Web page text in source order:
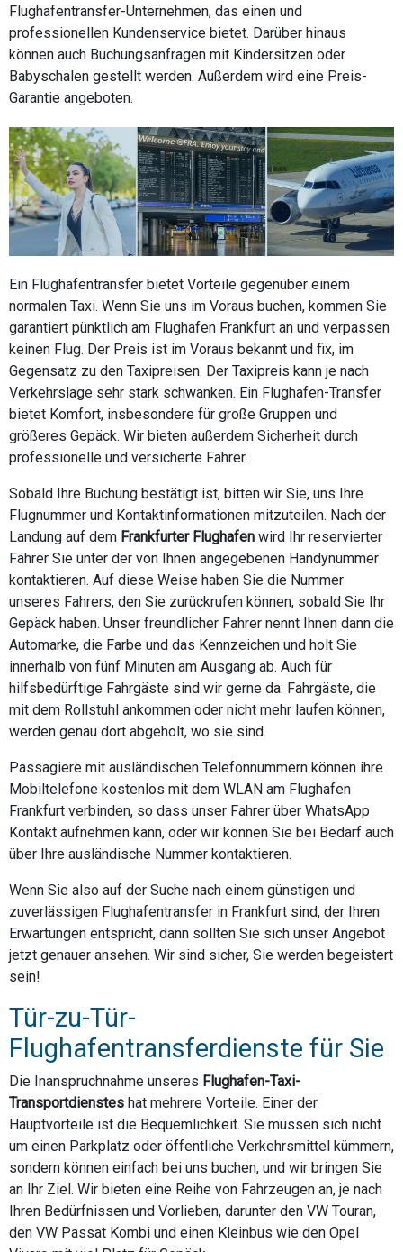
Flughafentransfer-Unternehmen, das einen und
professionellen Kundenservice bietet. Darüber hinaus
können auch Buchungsanfragen mit Kindersitzen oder
Babyschalen gestellt werden. Außerdem wird eine Preis-
Garantie angeboten.
Ein Flughafentransfer bietet Vorteile gegenüber einem
normalen Taxi. Wenn Sie uns im Voraus buchen, kommen Sie
garantiert pünktlich am Flughafen Frankfurt an und verpassen
keinen Flug. Der Preis ist im Voraus bekannt und fix, im
Gegensatz zu den Taxipreisen. Der Taxipreis kann je nach
Verkehrslage sehr stark schwanken. Ein Flughafen-Transfer
bietet Komfort, insbesondere für große Gruppen und
größeres Gepäck. Wir bieten außerdem Sicherheit durch
professionelle und versicherte Fahrer.
Sobald Ihre Buchung bestätigt ist, bitten wir Sie, uns Ihre
Flugnummer und Kontaktinformationen mitzuteilen. Nach der
Landung auf dem Frankfurter Flughafen wird Ihr reservierter
Fahrer Sie unter der von Ihnen angegebenen Handynummer
kontaktieren. Auf diese Weise haben Sie die Nummer
unseres Fahrers, den Sie zurückrufen können, sobald Sie Ihr
Gepäck haben. Unser freundlicher Fahrer nennt Ihnen dann die
Automarke, die Farbe und das Kennzeichen und holt Sie
innerhalb von fünf Minuten am Ausgang ab. Auch für
hilfsbedürftige Fahrgäste sind wir gerne da: Fahrgäste, die
mit dem Rollstuhl ankommen oder nicht mehr laufen können,
werden genau dort abgeholt, wo sie sind.
Passagiere mit ausländischen Telefonnummern können ihre
Mobiltelefone kostenlos mit dem WLAN am Flughafen
Frankfurt verbinden, so dass unser Fahrer über WhatsApp
Kontakt aufnehmen kann, oder wir können Sie bei Bedarf auch
über Ihre ausländische Nummer kontaktieren.
Wenn Sie also auf der Suche nach einem günstigen und
zuverlässigen Flughafentransfer in Frankfurt sind, der Ihren
Erwartungen entspricht, dann sollten Sie sich unser Angebot
jetzt genauer ansehen. Wir sind sicher, Sie werden begeistert
sein!
Tür-zu-Tür-
Flughafentransferdienste für Sie
Die Inanspruchnahme unseres Flughafen-Taxi-
Transportdienstes hat mehrere Vorteile. Einer der
Hauptvorteile ist die Bequemlichkeit. Sie müssen sich nicht
um einen Parkplatz oder öffentliche Verkehrsmittel kümmern,
sondern können einfach bei uns buchen, und wir bringen Sie
an Ihr Ziel. Wir bieten eine Reihe von Fahrzeugen an, je nach
Ihren Bedürfnissen und Vorlieben, darunter den VW Touran,
den VW Passat Kombi und einen Kleinbus wie den Opel